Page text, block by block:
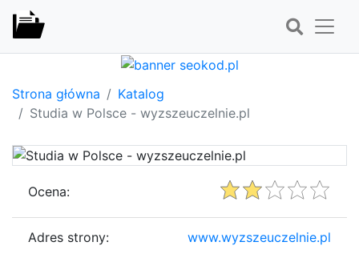
Strona główna
Katalog
Studia w Polsce - wyzszeuczelnie.pl
Ocena:
Adres strony: www.wyzszeuczelnie.pl